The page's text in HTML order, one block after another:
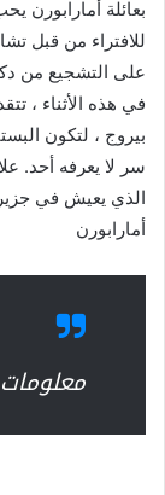
بعائلة أمارابورن
للافتراء من قبل
على التشجيع من
في هذه الأثناء ،
بيروج ، لتكون
سر لا يعرفه أحد.
الذي يعيش في
أمارابورن
معلومات